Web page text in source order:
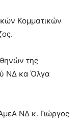
Κομματικών
της
ΝΔ κα Όλγα
ΝΔ κ. Γιώργος